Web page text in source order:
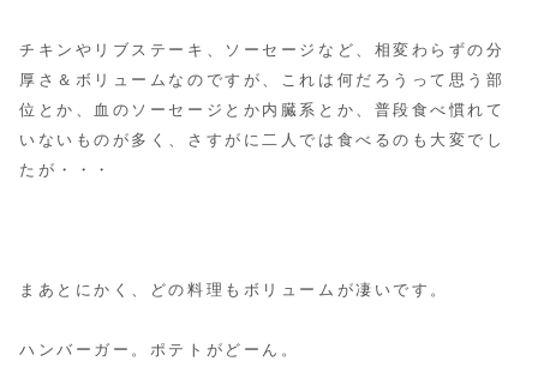
チキンやリブステーキ、ソーセージなど、相変わらずの分
厚さ＆ボリュームなのですが、
これは何だろうって思う部
位とか、血のソーセージとか内臓系とか、普段食べ慣れて
いないものが多く、さすがに二人では食べるのも大変でし
たが・・・
まあとにかく、どの料理もボリュームが凄いです。
ハンバーガー。ポテトがどーん。